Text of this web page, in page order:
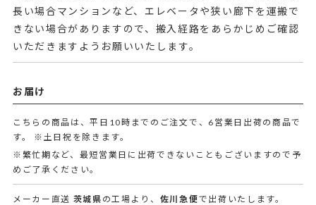
長い場合マンションなど、エレベータや狭い廊下を運搬で
きない場合がありますので、搬入経路をあらかじめご確認
いただきますようお願いいたします。
お届け
こちらの商品は、平日10時までのご注文で、6営業日出荷の商品で
す。
※土日祝を除きます。
※繁忙期など、最短営業日に出荷できないこともございますので予
めご了承ください。
メーカー直送 茨城県 の工場より、 佐川急便で出荷いたします。